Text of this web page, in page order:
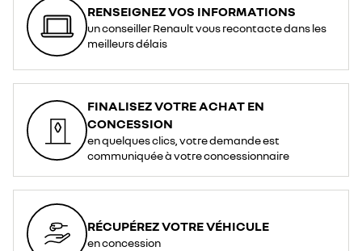
RENSEIGNEZ VOS INFORMATIONS
un conseiller Renault vous recontacte dans les
meilleurs délais
FINALISEZ VOTRE ACHAT EN
CONCESSION
en quelques clics, votre demande est
communiquée à votre concessionnaire
RÉCUPÉREZ VOTRE VÉHICULE
en concession